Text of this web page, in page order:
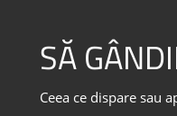
contentSĂ
Ceea ce dispare sau